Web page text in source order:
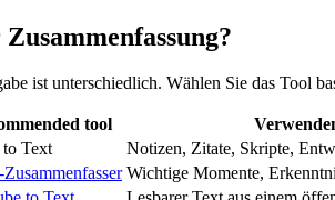
ist unterschiedlich. Wählen Sie das Tool
tool
Text
Notizen, Zitate, Skripte,
Wichtige Momente,